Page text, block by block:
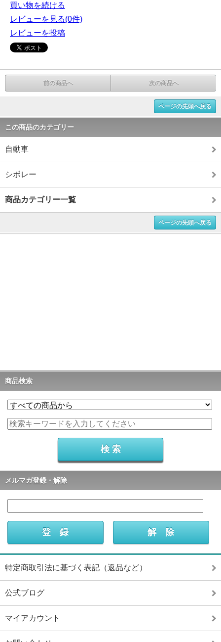
買い物を続ける
レビューを見る(0件)
レビューを投稿
前の商品へ 次の商品へ
ページの先頭へ戻る
この商品のカテゴリー
自動車
シボレー
商品カテゴリー一覧
ページの先頭へ戻る
商品検索
メルマガ登録・解除
特定商取引法に基づく表記（返品など）
公式ブログ
マイアカウント